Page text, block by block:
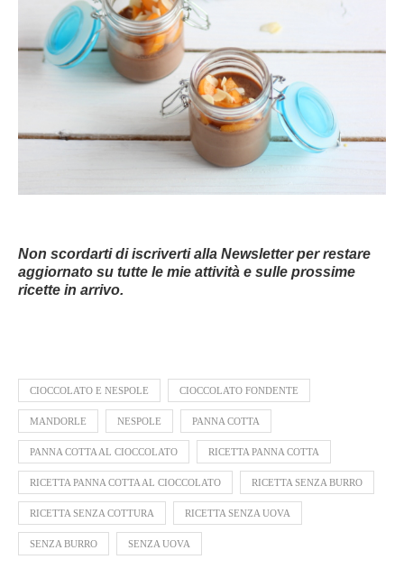
Non scordarti di iscriverti alla Newsletter per restare
aggiornato su tutte le mie attività e sulle prossime
ricette in arrivo.
CIOCCOLATO E NESPOLE CIOCCOLATO FONDENTE
MANDORLE NESPOLE PANNA COTTA
PANNA COTTA AL CIOCCOLATO RICETTA PANNA COTTA
RICETTA PANNA COTTA AL CIOCCOLATO RICETTA SENZA BURRO
RICETTA SENZA COTTURA RICETTA SENZA UOVA
SENZA BURRO SENZA UOVA